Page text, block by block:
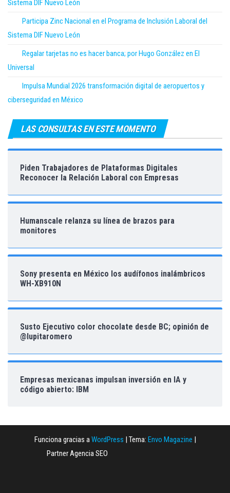
Sistema DIF Nuevo León
Participa Zinc Nacional en el Programa de Inclusión Laboral del
Sistema DIF Nuevo León
Regalar tarjetas no es hacer banca; por Hugo González en El
Universal
Impulsa Mundial 2026 transformación digital de aeropuertos y
ciberseguridad en México
LAS CONSULTAS EN ESTE MOMENTO
Piden Trabajadores de Plataformas Digitales
Reconocer la Relación Laboral con Empresas
Humanscale relanza su línea de brazos para
monitores
Sony presenta en México los audífonos inalámbricos
WH-XB910N
Susto Ejecutivo color chocolate desde BC; opinión de
@lupitaromero
Empresas mexicanas impulsan inversión en IA y
código abierto: IBM
Funciona gracias aWordPress Tema: Envo Magazine
Partner Agencia SEO